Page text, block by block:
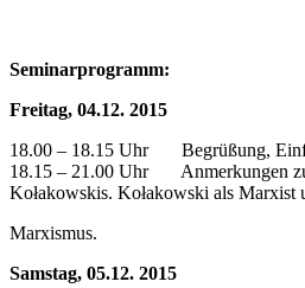
Seminarprogramm:
Freitag, 04.12. 2015
18.00 – 18.15 Uhr Begrüßung,
18.15 – 21.00 Uhr Anmerkungen
Kołakowskis. Kołakowski als Marxist
Marxismus.
Samstag, 05.12. 2015